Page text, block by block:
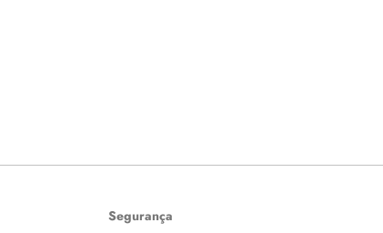
Segurança